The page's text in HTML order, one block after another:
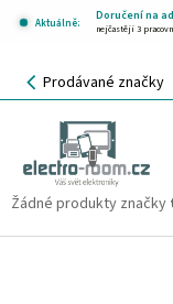
Aktuálně:
Doručení na
nejčastěji 3
KOŠÍK
Prodávané značky
the Little Cat
Žádné produkty značky
Z